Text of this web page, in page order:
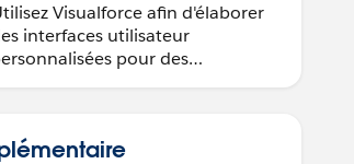
Visualforce afin d'élaborer
interfaces utilisateur
pour des